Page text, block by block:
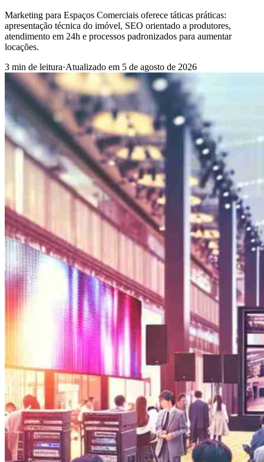
Marketing para Espaços Comerciais oferece táticas práticas:
apresentação técnica do imóvel, SEO orientado a produtores,
atendimento em 24h e processos padronizados para aumentar
locações.
3 min de leitura·Atualizado em 5 de agosto de 2026